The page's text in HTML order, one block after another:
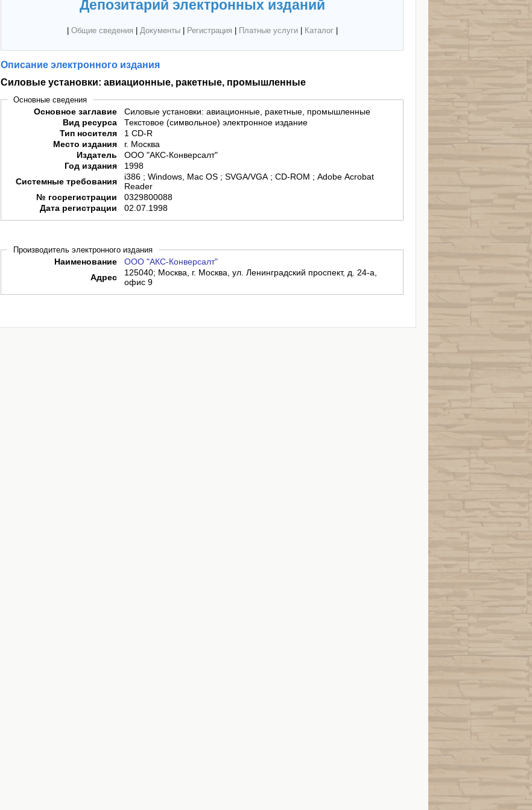
Депозитарий электронных изданий
Общие сведения Документы| Регистрация Платные услуги| Каталог|
Описание электронного издания
Силовые установки: авиационные, ракетные, промышленные
Основные сведения
Основное заглавие
Силовые установки: авиационные, ракетные, промышленные
Вид ресурса
Текстовое (символьное) электронное издание
Тип носителя
1 CD-R
Место издания
г. Москва
Издатель
ООО "АКС-Конверсалт"
Год издания
1998
Системные требования
i386 ; Windows, Mac OS ; SVGA/VGA ; CD-ROM ; Adobe Acrobat
Reader
№ госрегистрации
0329800088
Дата регистрации
02.07.1998
Производитель электронного издания
Наименование
ООО "АКС-Конверсалт"
Адрес
125040; Москва, г. Москва, ул. Ленинградский проспект, д. 24-а,
офис 9